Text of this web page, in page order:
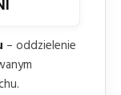
– oddzielenie